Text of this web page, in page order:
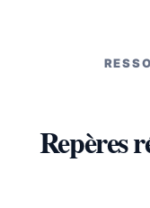
Repères